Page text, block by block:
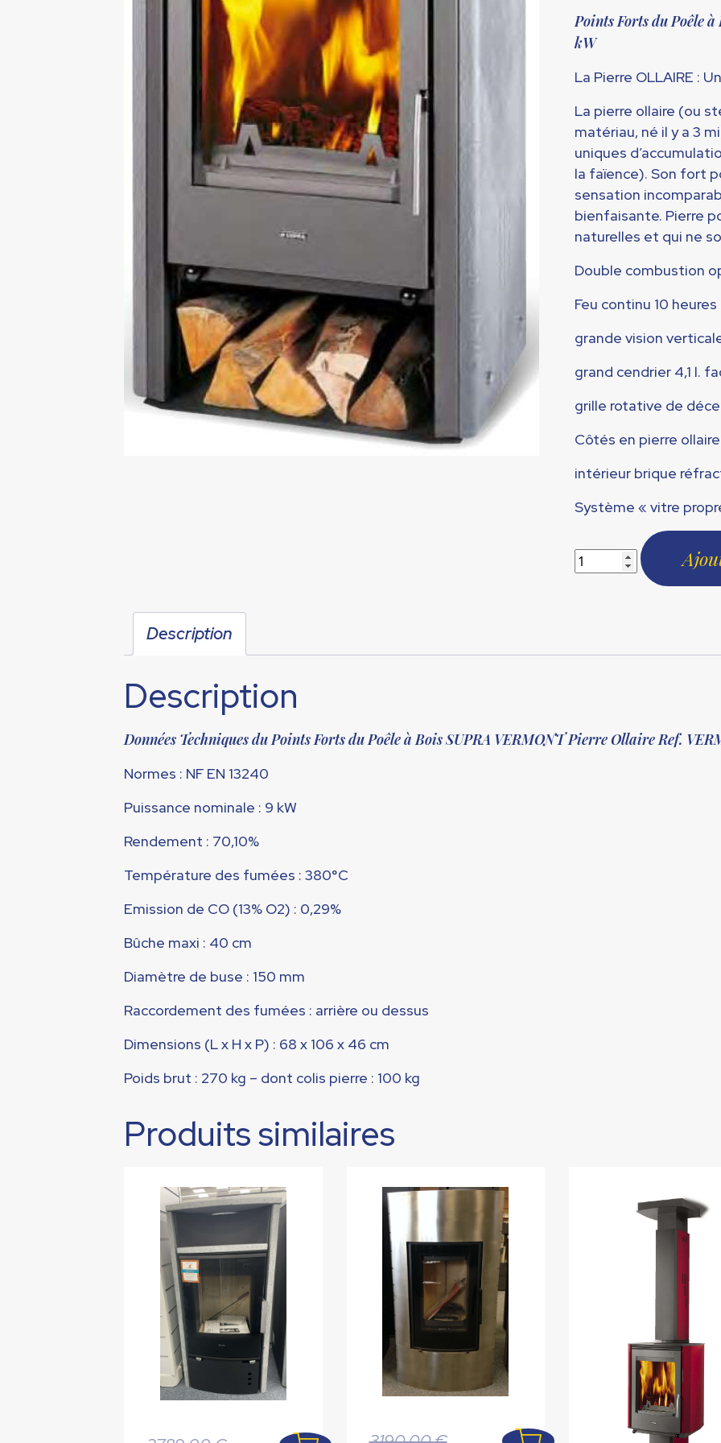
initial
Points Forts du Poêle
kW
La Pierre OLLAIRE :
La pierre ollaire (ou
matériau, né il y a 3
uniques
la faïence). Son fort
sensation
bienfaisante. Pierre
naturelles et qui ne
Double combustion
Feu continu 10 heures
grande vision
grand cendrier 4,1 l.
grille rotative de
Côtés en pierre
intérieur brique
Système « vitre
Description
Description
Données Techniques du Points Forts du Poêle à Bois SUPRA VERMONT Pierre Ollaire Ref.
Normes : NF EN 13240
Puissance nominale : 9 kW
Rendement : 70,10%
Température des fumées : 380°C
Emission de CO (13% O2) : 0,29%
Bûche maxi : 40 cm
Diamètre de buse : 150 mm
Raccordement des fumées : arrière ou dessus
Dimensions (L x H x P) : 68 x 106 x 46 cm
Poids brut : 270 kg – dont colis pierre : 100 kg
Produits similaires
Le